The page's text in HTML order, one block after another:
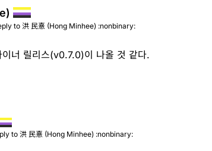
to 洪 民憙 (Hong Minhee) :nonbinary:
이너 릴리스(v0.7.0)이 나올 것 같다.
to 洪 民憙 (Hong Minhee) :nonbinary: